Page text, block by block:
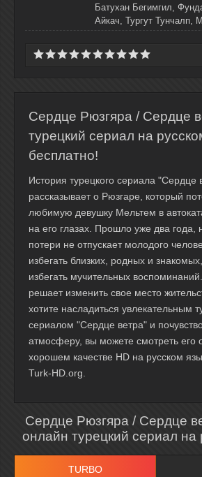
Батухан Бегимгил,
Айкач, Тургут Тунчалп,
Сердце Рюзгяра / Сердце
турецкий сериал на
бесплатно!
История турецкого сериала "Сердце
рассказывает о Рюзгаре, который
любимую девушку Мельтем в
на его глазах. Прошло уже два года,
потери не отпускает молодого
избегать близких, родных и
избегать мучительных
решает изменить свое место
хотите насладиться увлекательным
сериалом "Сердце ветра" и
атмосферу, вы можете смотреть его
хорошем качестве HD на русском
Turk-HD.org.
Сердце Рюзгяра / Сердце
онлайн турецкий сериал на
TURBO